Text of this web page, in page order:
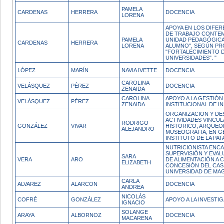
CARDENAS HERRERA
PAMELA
LORENA
DOCENCIA
CARDENAS HERRERA
PAMELA
LORENA
APOYA EN LOS
DE TRABAJO
UNIDAD
ALUMNO", SEGÚN
"FORTALECIMIENTO
UNIVERSIDADES". "
LÓPEZ MARÍN NAVIA IVETTE DOCENCIA
VELÁSQUEZ PÉREZ
CAROLINA
ZENAIDA
DOCENCIA
VELÁSQUEZ PÉREZ
CAROLINA
ZENAIDA
APOYO A LA
INSTITUCIONAL DE
GONZÁLEZ VIVAR
RODRIGO
ALEJANDRO
ORGANIZACION Y
ACTIVIDADES
HISTORICO,
MUSEOGRAFIA, EN
INSTITUTO DE LA
VERA ARO
SARA
ELIZABETH
NUTRICIONISTA
SUPERVISIÓN Y
DE ALIMENTACIÓN A
CONCESIÓN DEL
UNIVERSIDAD DE
ALVAREZ ALARCON
CARLA
ANDREA
DOCENCIA
COFRÉ GONZÁLEZ
NICOLÁS
IGNACIO
APOYO A LA
ARAYA ALBORNOZ
SOLANGE
MACARENA
DOCENCIA